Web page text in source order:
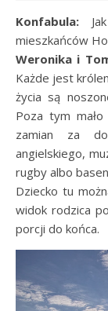
Konfabula:
mieszkańców
Weronika i
Każde jest
życia są
Poza tym
zamian za
angielskiego,
rugby albo
Dziecko tu
widok rodzica
porcji do końca.